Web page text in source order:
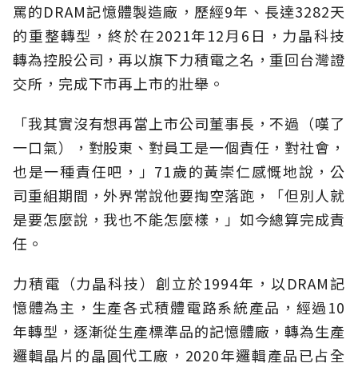
罵的DRAM記憶體製造廠，歷經9年、長達3282天
的重整轉型，終於在2021年12月6日，力晶科技
轉為控股公司，再以旗下力積電之名，重回台灣證
交所，完成下市再上市的壯舉。
「我其實沒有想再當上市公司董事長，不過（嘆了
一口氣），對股東、對員工是一個責任，對社會，
也是一種責任吧，」71歲的黃崇仁感慨地說，公
司重組期間，外界常說他要掏空落跑，「但別人就
是要怎麼說，我也不能怎麼樣，」如今總算完成責
任。
力積電（力晶科技）創立於1994年，以DRAM記
憶體為主，生產各式積體電路系統產品，經過10
年轉型，逐漸從生產標準品的記憶體廠，轉為生產
邏輯晶片的晶圓代工廠，2020年邏輯產品已占全